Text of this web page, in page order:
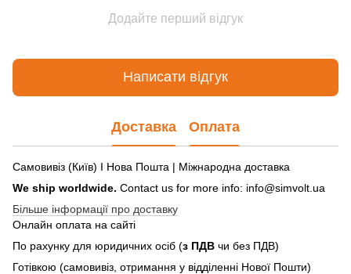
Додайте перший відгук
Написати відгук
Доставка Оплата
Самовивіз (Київ) І Нова Пошта | Міжнародна доставка
We ship worldwide. Contact us for more info: info@simvolt.ua
Більше інформації про доставку
Онлайн оплата на сайті
По рахунку для юридичних осіб (з ПДВ чи без ПДВ)
Готівкою (самовивіз, отримання у відділенні Нової Пошти)